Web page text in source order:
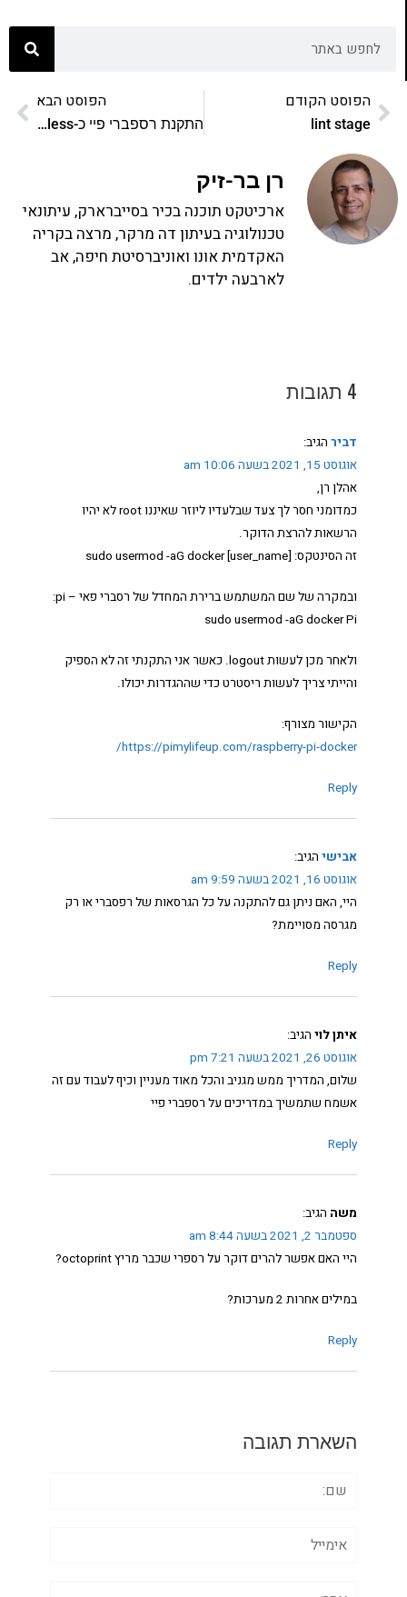
הפוסט הקודם
lint stage
הפוסט הבא
התקנת רספברי פיי כ-headless
רן בר-זיק
ארכיטקט תוכנה בכיר בסייברארק, עיתונאי
טכנולוגיה בעיתון דה מרקר, מרצה בקריה
האקדמית אונו ואוניברסיטת חיפה, אב
לארבעה ילדים.
4 תגובות
דביר הגיב:
אוגוסט 15, 2021 בשעה 10:06 am
אהלן רן,
כמדומני חסר לך צעד שבלעדיו ליוזר שאיננו root לא יהיו
הרשאות להרצת הדוקר.
זה הסינטקס: sudo usermod -aG docker [user_name]
ובמקרה של שם המשתמש ברירת המחדל של רסברי פאי – pi:
sudo usermod -aG docker Pi
ולאחר מכן לעשות logout. כאשר אני התקנתי זה לא הספיק
והייתי צריך לעשות ריסטרט כדי שההגדרות יכולו.
הקישור מצורף:
https://pimylifeup.com/raspberry-pi-docker/
Reply
אבישי הגיב:
אוגוסט 16, 2021 בשעה 9:59 am
היי, האם ניתן גם להתקנה על כל הגרסאות של רפסברי או רק
מגרסה מסויימת?
Reply
איתן לוי הגיב:
אוגוסט 26, 2021 בשעה 7:21 pm
שלום, המדריך ממש מגניב והכל מאוד מעניין וכיף לעבוד עם זה
אשמח שתמשיך במדריכים על רספברי פיי
Reply
משה הגיב:
ספטמבר 2, 2021 בשעה 8:44 am
היי האם אפשר להרים דוקר על רספרי שכבר מריץ octoprint?
במילים אחרות 2 מערכות?
Reply
השארת תגובה